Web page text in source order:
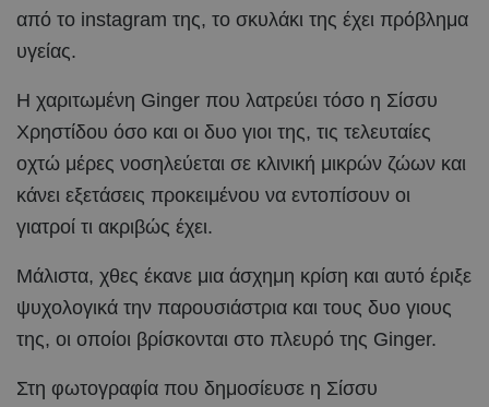
από το instagram της, το σκυλάκι της έχει πρόβλημα
υγείας.
Η χαριτωμένη Ginger που λατρεύει τόσο η Σίσσυ
Χρηστίδου όσο και οι δυο γιοι της, τις τελευταίες
οχτώ μέρες νοσηλεύεται σε κλινική μικρών ζώων και
κάνει εξετάσεις προκειμένου να εντοπίσουν οι
γιατροί τι ακριβώς έχει.
Μάλιστα, χθες έκανε μια άσχημη κρίση και αυτό έριξε
ψυχολογικά την παρουσιάστρια και τους δυο γιους
της, οι οποίοι βρίσκονται στο πλευρό της Ginger.
Στη φωτογραφία που δημοσίευσε η Σίσσυ